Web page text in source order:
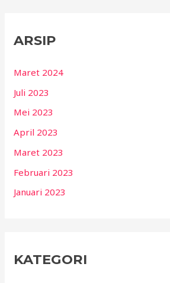
ARSIP
Maret 2024
Juli 2023
Mei 2023
April 2023
Maret 2023
Februari 2023
Januari 2023
KATEGORI